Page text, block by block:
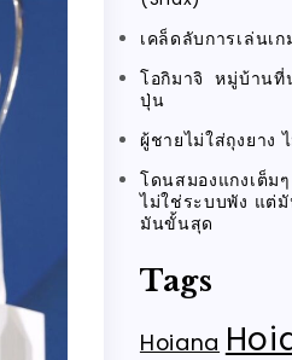
เคล็ดลับการเล่นเ
โอกิมาจิ หมู่บ้านที่
ปุ่น
ผู้ชายไม่ใส่ถุงยาง
โดนสมองแกงเต็ม
ไม่ใช่ระบบพัง แต่
มันขั้นสุด
Tags
Hoiana